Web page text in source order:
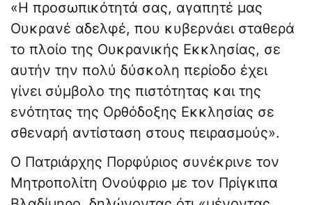
«Η προσωπικότητά σας, αγαπητέ μας
Ουκρανέ αδελφέ, που κυβερνάει σταθερά
το πλοίο της Ουκρανικής Εκκλησίας, σε
αυτήν την πολύ δύσκολη περίοδο έχει
γίνει σύμβολο της πιστότητας και της
ενότητας της Ορθόδοξης Εκκλησίας σε
σθεναρή αντίσταση στους πειρασμούς».
Ο Πατριάρχης Πορφύριος συνέκρινε τον
Μητροπολίτη Ονούφριο με τον Πρίγκιπα